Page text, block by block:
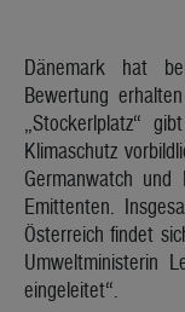
Dänemark hat
Bewertung
„Stockerlplatz“
Klimaschutz
Germanwatch
Emittenten.
Österreich findet
Umweltministerin
eingeleitet“.